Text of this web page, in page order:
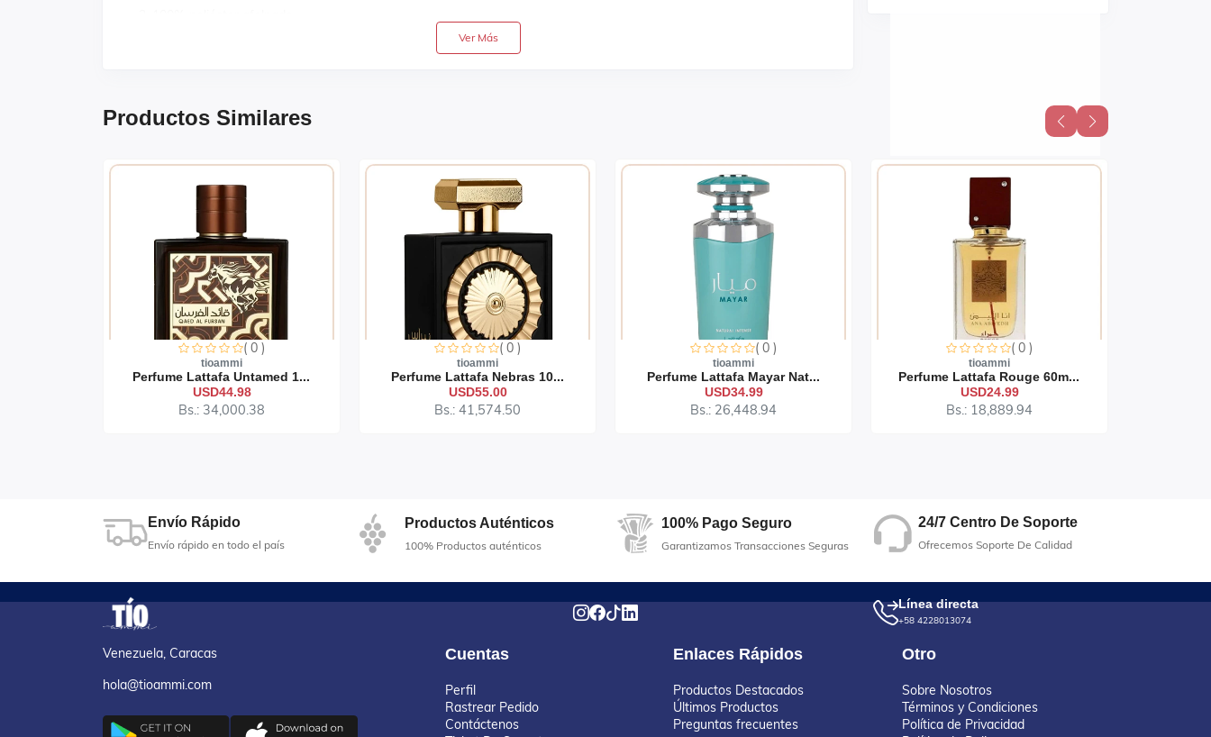
Colores: beige, dorado, fucsia, melón, morado, turquesa, rosado y vinotinto
Ver Más
Productos Similares
( 0 )
tioammi
Perfume Lattafa Untamed 1...
USD44.98
Bs.: 34,000.38
( 0 )
tioammi
Perfume Lattafa Nebras 10...
USD55.00
Bs.: 41,574.50
( 0 )
tioammi
Perfume Lattafa Mayar Nat...
USD34.99
Bs.: 26,448.94
( 0 )
tioammi
Perfume Lattafa Rouge 60m...
USD24.99
Bs.: 18,889.94
Envío Rápido
Envío rápido en todo el país
Productos Auténticos
100% Productos auténticos
100% Pago Seguro
Garantizamos Transacciones Seguras
24/7 Centro De Soporte
Ofrecemos Soporte De Calidad
Línea directa
+58 4228013074
Venezuela, Caracas
hola@tioammi.com
Cuentas
Perfil
Rastrear Pedido
Contáctenos
Enlaces Rápidos
Productos Destacados
Últimos Productos
Preguntas frecuentes
Otro
Sobre Nosotros
Términos y Condiciones
Política de Privacidad